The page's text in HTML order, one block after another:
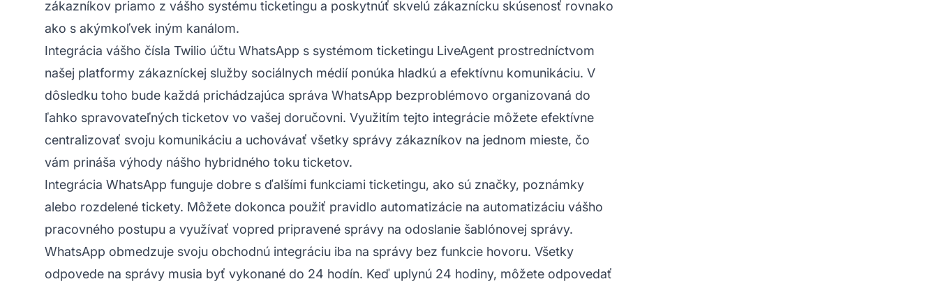
zákazníkov priamo z vášho systému ticketingu a poskytnúť skvelú zákaznícku skúsenosť rovnako
ako s akýmkoľvek iným kanálom.
Integrácia vášho čísla Twilio účtu WhatsApp s systémom ticketingu LiveAgent prostredníctvom
našej platformy zákazníckej služby sociálnych médií ponúka hladkú a efektívnu komunikáciu. V
dôsledku toho bude každá prichádzajúca správa WhatsApp bezproblémovo organizovaná do
ľahko spravovateľných ticketov vo vašej doručovni. Využitím tejto integrácie môžete efektívne
centralizovať svoju komunikáciu a uchovávať všetky správy zákazníkov na jednom mieste, čo
vám prináša výhody nášho hybridného toku ticketov.
Integrácia WhatsApp funguje dobre s ďalšími funkciami ticketingu, ako sú značky, poznámky
alebo rozdelené tickety. Môžete dokonca použiť pravidlo automatizácie na automatizáciu vášho
pracovného postupu a využívať vopred pripravené správy na odoslanie šablónovej správy.
WhatsApp obmedzuje svoju obchodnú integráciu iba na správy bez funkcie hovoru. Všetky
odpovede na správy musia byť vykonané do 24 hodín. Keď uplynú 24 hodiny, môžete odpovedať